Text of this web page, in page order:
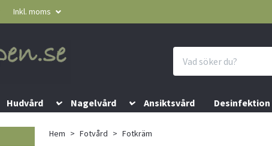
Inkl. moms
Hudvård Nagelvård Ansiktsvård Desinfektion
Hem Fotvård Fotkräm